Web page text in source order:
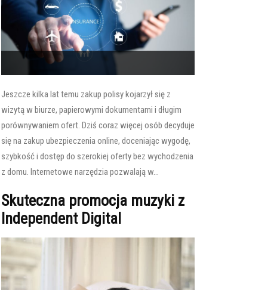
Jeszcze kilka lat temu zakup polisy kojarzył się z
wizytą w biurze, papierowymi dokumentami i długim
porównywaniem ofert. Dziś coraz więcej osób decyduje
się na zakup ubezpieczenia online, doceniając wygodę,
szybkość i dostęp do szerokiej oferty bez wychodzenia
z domu. Internetowe narzędzia pozwalają w...
Skuteczna promocja muzyki z
Independent Digital